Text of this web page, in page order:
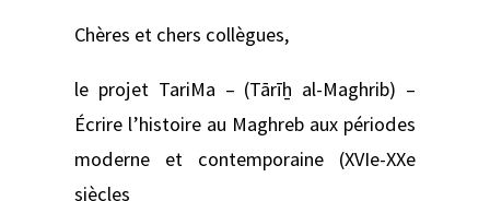
Chères et chers collègues,
le projet TariMa – (Tārīẖ al-Maghrib) –
Écrire l’histoire au Maghreb aux périodes
moderne et contemporaine (XVIe-XXe
siècles